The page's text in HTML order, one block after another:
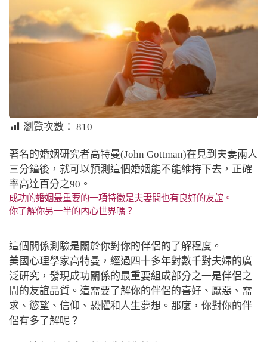
瀏覽次數： 810
著名的婚姻研究者高特曼(John Gottman)在見到夫妻兩人
三分鐘後，就可以預測這個婚姻能不能維持下去，正確
率高達百分之90。
成功的婚姻最重要的一項特徵是夫妻間也有良好的友誼。
你了解你另一半的內心世界嗎？
這個關係測驗是關於你對你的伴侶的了解程度。
美國心理學家高特曼，經過四十多年對數千對夫婦的廣
泛研究，發現成功關係的最重要組成部分之一是伴侶之
間的友誼品質。這需要了解你的伴侶的喜好、厭惡、需
求、慾望、信仰、恐懼和人生夢想。那麼，你對你的伴
侶有多了解呢？